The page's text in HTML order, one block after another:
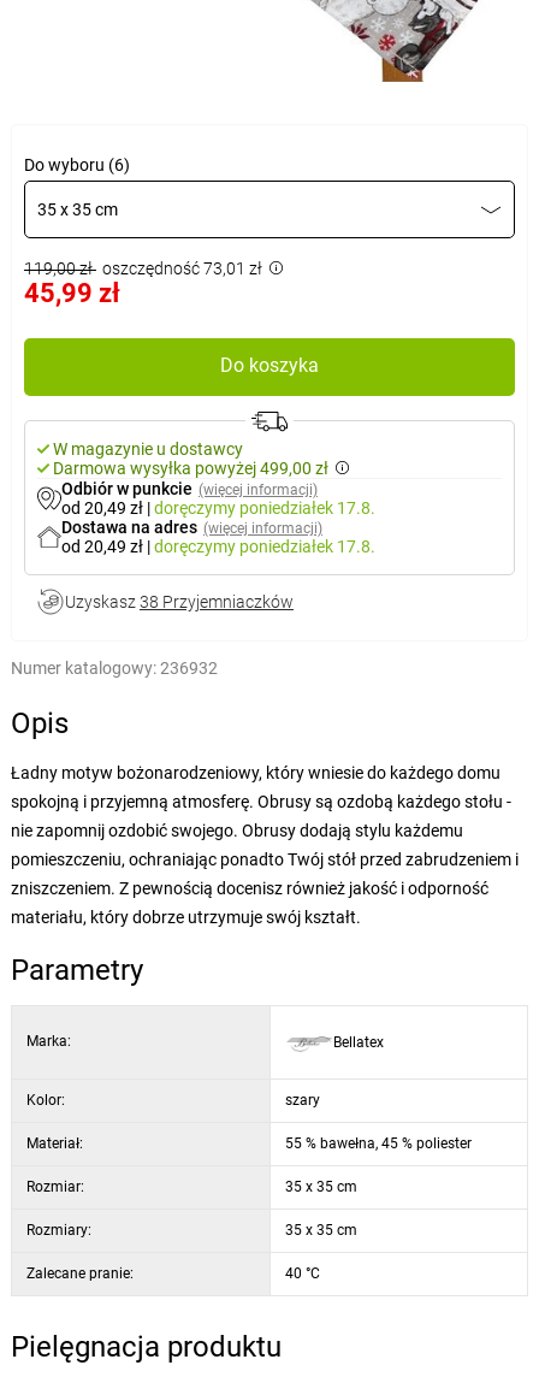
Do wyboru (6)
35 x 35 cm
119,00 zł oszczędność 73,01 zł
45,99 zł
Do koszyka
W magazynie u dostawcy
Darmowa wysyłka powyżej 499,00 zł
Odbiór w punkcie (więcej informacji)
od 20,49 zł |doręczymy poniedziałek 17.8.
Dostawa na adres (więcej informacji)
od 20,49 zł |doręczymy poniedziałek 17.8.
Uzyskasz 38 Przyjemniaczków
Numer katalogowy:236932
Opis
Ładny motyw bożonarodzeniowy, który wniesie do każdego domu
spokojną i przyjemną atmosferę. Obrusy są ozdobą każdego stołu -
nie zapomnij ozdobić swojego. Obrusy dodają stylu każdemu
pomieszczeniu, ochraniając ponadto Twój stół przed zabrudzeniem i
zniszczeniem. Z pewnością docenisz również jakość i odporność
materiału, który dobrze utrzymuje swój kształt.
Parametry
Marka: Bellatex
Kolor: szary
Materiał: 55 % bawełna, 45 % poliester
Rozmiar: 35 x 35 cm
Rozmiary: 35 x 35 cm
Zalecane pranie: 40 °C
Pielęgnacja produktu